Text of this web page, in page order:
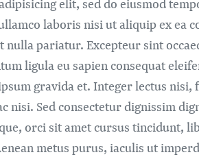
elit, sed do eiusmod
laboris nisi ut aliquip ex ea
pariatur. Excepteur sint
ligula eu sapien consequat
gravida et. Integer lectus nisi,
nisi. Sed consectetur dignissim
orci sit amet cursus tincidunt,
metus purus, iaculis ut